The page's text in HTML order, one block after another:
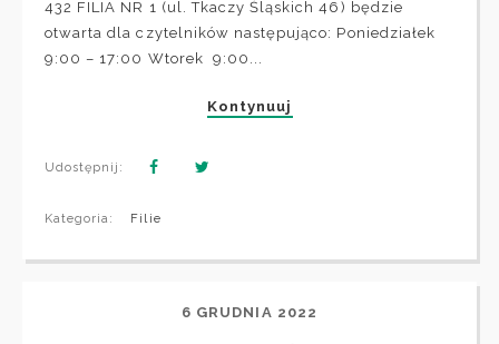
432 FILIA NR 1 (ul. Tkaczy Śląskich 46) będzie
otwarta dla czytelników następująco: Poniedziałek
9:00 – 17:00 Wtorek 9:00...
Kontynuuj
Udostępnij:
Kategoria: Filie
6 GRUDNIA 2022